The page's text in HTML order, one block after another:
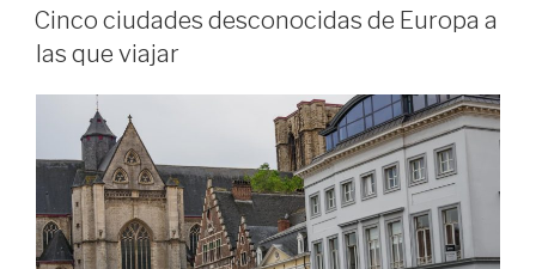
cost:
cosas
solo
viajas
así”
ON
Cinco ciudades desconocidas de Europa a
las que viajar